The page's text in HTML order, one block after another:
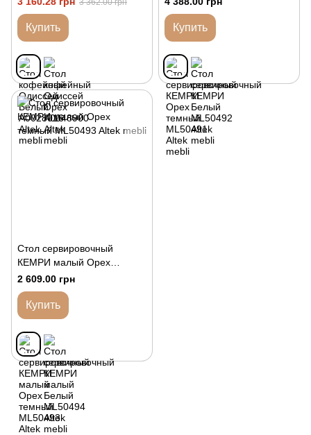
3 362.00 грн
Купить Купить
Стол сервировочный
КЕМРИ малый Орех
темный
2 609.00 грн
Купить